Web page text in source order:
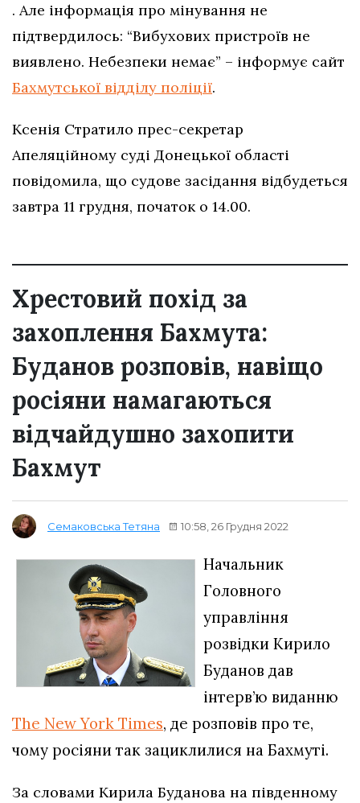
. Але інформація про мінування не
підтвердилось: “Вибухових пристроїв не
виявлено. Небезпеки немає” – інформує сайт
Бахмутської відділу поліції.
Ксенія Стратило прес-секретар
Апеляційному суді Донецької області
повідомила, що судове засідання відбудеться
завтра 11 грудня, початок о 14.00.
Хрестовий похід за
захоплення Бахмута:
Буданов розповів, навіщо
росіяни намагаються
відчайдушно захопити
Бахмут
Семаковська Тетяна 10:58, 26 Грудня 2022
Начальник
Головного
управління
розвідки Кирило
Буданов дав
інтерв’ю виданню
The New York Times, де розповів про те,
чому росіяни так зациклилися на Бахмуті.
За словами Кирила Буданова на південному